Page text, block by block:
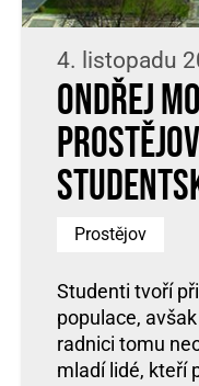
4. listopadu
Ondřej
Prostějov
Studenti tvoří
populace,
radnici tomu
mladí lidé, kteří